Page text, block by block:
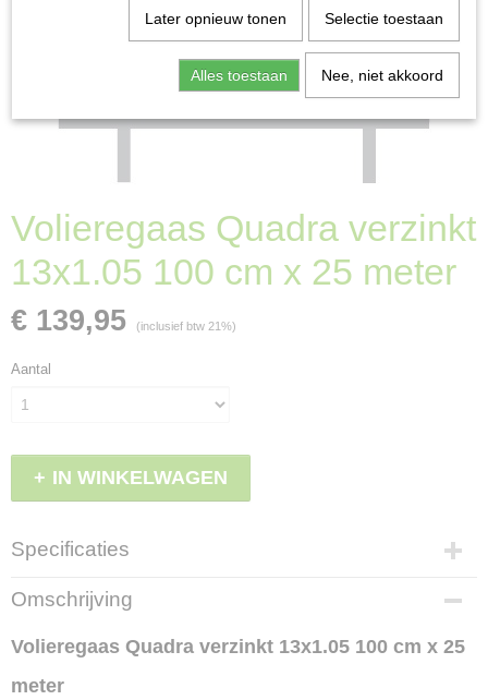
Volieregaas Quadra verzinkt
13x1.05 100 cm x 25 meter
€ 139,95 (inclusief btw 21%)
Aantal
IN WINKELWAGEN
Specificaties
Productcode
LBS - FV921
EAN code
5450166146329
Omschrijving
Volieregaas Quadra verzinkt 13x1.05 100 cm x 25
meter
Later opnieuw tonen Selectie toestaan
Alles toestaan Nee, niet akkoord